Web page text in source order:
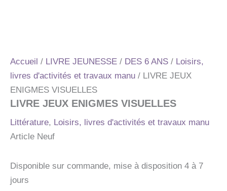
Accueil / LIVRE JEUNESSE / DES 6 ANS / Loisirs,
livres d'activités et travaux manu / LIVRE JEUX
ENIGMES VISUELLES
LIVRE JEUX ENIGMES VISUELLES
Littérature, Loisirs, livres d'activités et travaux manu
Article Neuf
Disponible sur commande, mise à disposition 4 à 7
jours